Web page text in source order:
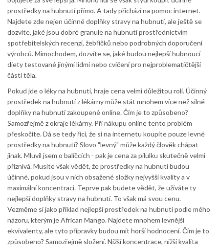
prostředky na hubnutí přímo. A tady přichází na pomoc internet.
Najdete zde nejen účinné doplňky stravy na hubnutí, ale ještě se
dozvíte, jaké jsou dobré granule na hubnutí prostřednictvím
spotřebitelských recenzí, žebříčků nebo podrobných doporučení
výrobců. Mimochodem, dozvíte se, jaké budou nejlepší hubnoucí
diety testované jinými lidmi nebo cvičení pro nejproblematičtější
části těla.
Pokud jde o léky na hubnutí, hraje cena velmi důležitou roli. Účinný
prostředek na hubnutí z lékárny může stát mnohem více než silné
doplňky na hubnutí zakoupené online. Čím je to způsobeno?
Samozřejmě z okraje lékárny. Při nákupu online tento problém
přeskočíte. Dá se tedy říci, že si na internetu koupíte pouze levné
prostředky na hubnutí? Slovo "levný" může každý člověk chápat
jinak. Mluvil jsem o balíčcích - pak je cena za pilulku skutečně velmi
příznivá. Musíte však vědět, že prostředky na hubnutí budou
účinné, pokud jsou v nich obsažené složky nejvyšší kvality a v
maximální koncentraci. Teprve pak budete vědět, že užíváte ty
nejlepší doplňky stravy na hubnutí. To však má svou cenu.
Vezměme si jako příklad nejlepší prostředek na hubnutí podle mého
názoru, kterým je African Mango. Najdete mnohem levnější
ekvivalenty, ale tyto přípravky budou mít horší hodnocení. Čím je to
způsobeno? Samozřejmě složení. Nižší koncentrace, nižší kvalita